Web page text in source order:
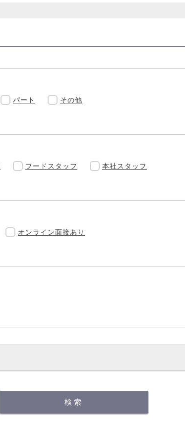
パート その他
フードスタッフ 本社スタッフ
オンライン面接あり